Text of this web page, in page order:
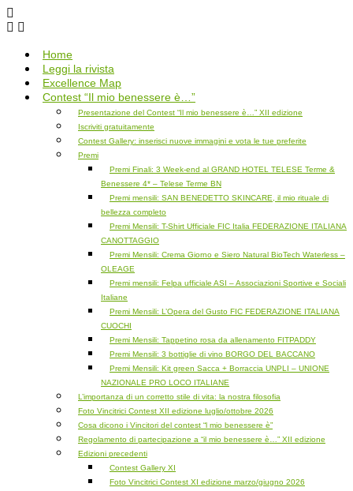
Salta
al
Home
Leggi la rivista
Excellence Map
Contest “Il mio benessere è…”
Presentazione del Contest “Il mio benessere è…” XII edizione
Iscriviti gratuitamente
Contest Gallery: inserisci nuove immagini e vota le tue preferite
Premi
Premi Finali: 3 Week-end al GRAND HOTEL TELESE Terme &
Benessere 4* – Telese Terme BN
Premi mensili: SAN BENEDETTO SKINCARE, il mio rituale di
bellezza completo
Premi Mensili: T-Shirt Ufficiale FIC Italia FEDERAZIONE ITALIANA
CANOTTAGGIO
Premi Mensili: Crema Giorno e Siero Natural BioTech Waterless –
OLEAGE
Premi mensili: Felpa ufficiale ASI – Associazioni Sportive e Sociali
Italiane
Premi Mensili: L’Opera del Gusto FIC FEDERAZIONE ITALIANA
CUOCHI
Premi Mensili: Tappetino rosa da allenamento FITPADDY
Premi Mensili: 3 bottiglie di vino BORGO DEL BACCANO
Premi Mensili: Kit green Sacca + Borraccia UNPLI – UNIONE
NAZIONALE PRO LOCO ITALIANE
L’importanza di un corretto stile di vita: la nostra filosofia
Foto Vincitrici Contest XII edizione luglio/ottobre 2026
Cosa dicono i Vincitori del contest “l mio benessere è”
Regolamento di partecipazione a “il mio benessere è…” XII edizione
Edizioni precedenti
Contest Gallery XI
Foto Vincitrici Contest XI edizione marzo/giugno 2026